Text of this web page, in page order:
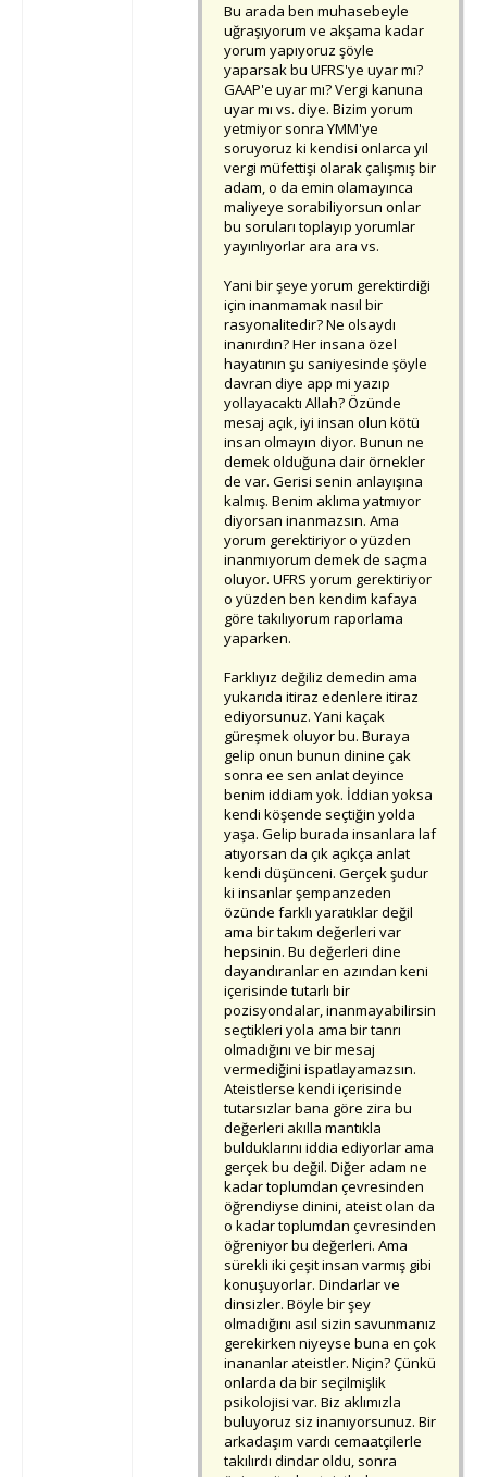
Bu arada ben muhasebeyle
uğraşıyorum ve akşama kadar
yorum yapıyoruz şöyle
yaparsak bu UFRS'ye uyar mı?
GAAP'e uyar mı? Vergi kanuna
uyar mı vs. diye. Bizim yorum
yetmiyor sonra YMM'ye
soruyoruz ki kendisi onlarca yıl
vergi müfettişi olarak çalışmış bir
adam, o da emin olamayınca
maliyeye sorabiliyorsun onlar
bu soruları toplayıp yorumlar
yayınlıyorlar ara ara vs.
Yani bir şeye yorum gerektirdiği
için inanmamak nasıl bir
rasyonalitedir? Ne olsaydı
inanırdın? Her insana özel
hayatının şu saniyesinde şöyle
davran diye app mi yazıp
yollayacaktı Allah? Özünde
mesaj açık, iyi insan olun kötü
insan olmayın diyor. Bunun ne
demek olduğuna dair örnekler
de var. Gerisi senin anlayışına
kalmış. Benim aklıma yatmıyor
diyorsan inanmazsın. Ama
yorum gerektiriyor o yüzden
inanmıyorum demek de saçma
oluyor. UFRS yorum gerektiriyor
o yüzden ben kendim kafaya
göre takılıyorum raporlama
yaparken.
Farklıyız değiliz demedin ama
yukarıda itiraz edenlere itiraz
ediyorsunuz. Yani kaçak
güreşmek oluyor bu. Buraya
gelip onun bunun dinine çak
sonra ee sen anlat deyince
benim iddiam yok. İddian yoksa
kendi köşende seçtiğin yolda
yaşa. Gelip burada insanlara laf
atıyorsan da çık açıkça anlat
kendi düşünceni. Gerçek şudur
ki insanlar şempanzeden
özünde farklı yaratıklar değil
ama bir takım değerleri var
hepsinin. Bu değerleri dine
dayandıranlar en azından keni
içerisinde tutarlı bir
pozisyondalar, inanmayabilirsin
seçtikleri yola ama bir tanrı
olmadığını ve bir mesaj
vermediğini ispatlayamazsın.
Ateistlerse kendi içerisinde
tutarsızlar bana göre zira bu
değerleri akılla mantıkla
bulduklarını iddia ediyorlar ama
gerçek bu değil. Diğer adam ne
kadar toplumdan çevresinden
öğrendiyse dinini, ateist olan da
o kadar toplumdan çevresinden
öğreniyor bu değerleri. Ama
sürekli iki çeşit insan varmış gibi
konuşuyorlar. Dindarlar ve
dinsizler. Böyle bir şey
olmadığını asıl sizin savunmanız
gerekirken niyeyse buna en çok
inananlar ateistler. Niçin? Çünkü
onlarda da bir seçilmişlik
psikolojisi var. Biz aklımızla
buluyoruz siz inanıyorsunuz. Bir
arkadaşım vardı cemaatçilerle
takılırdı dindar oldu, sonra